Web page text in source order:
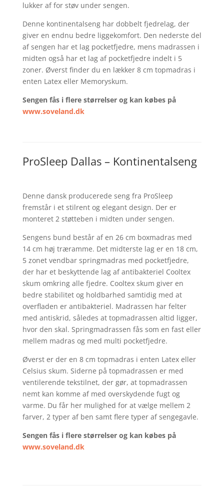
lukker af for støv under sengen.
Denne kontinentalseng har dobbelt fjedrelag, der
giver en endnu bedre liggekomfort. Den nederste del
af sengen har et lag pocketfjedre, mens madrassen i
midten også har et lag af pocketfjedre indelt i 5
zoner. Øverst finder du en lækker 8 cm topmadras i
enten Latex eller Memoryskum.
Sengen fås i flere størrelser og kan købes på
www.soveland.dk
ProSleep Dallas – Kontinentalseng
Denne dansk producerede seng fra ProSleep
fremstår i et stilrent og elegant design. Der er
monteret 2 støtteben i midten under sengen.
Sengens bund består af en 26 cm boxmadras med
14 cm høj træramme. Det midterste lag er en 18 cm,
5 zonet vendbar springmadras med pocketfjedre,
der har et beskyttende lag af antibakteriel Cooltex
skum omkring alle fjedre. Cooltex skum giver en
bedre stabilitet og holdbarhed samtidig med at
overfladen er antibakteriel. Madrassen har felter
med antiskrid, således at topmadrassen altid ligger,
hvor den skal. Springmadrassen fås som en fast eller
mellem madras og med multi pocketfjedre.
Øverst er der en 8 cm topmadras i enten Latex eller
Celsius skum. Siderne på topmadrassen er med
ventilerende tekstilnet, der gør, at topmadrassen
nemt kan komme af med overskydende fugt og
varme. Du får her mulighed for at vælge mellem 2
farver, 2 typer af ben samt flere typer af sengegavle.
Sengen fås i flere størrelser og kan købes på
www.soveland.dk